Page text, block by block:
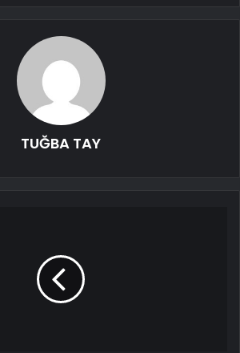
TUĞBA TAY